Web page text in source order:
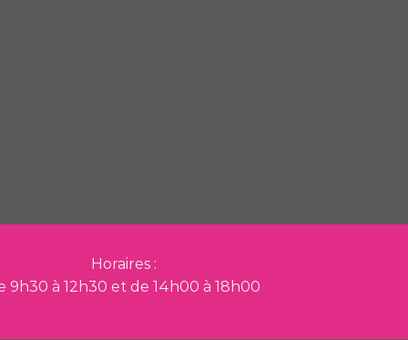
Horaires :
9h30 à 12h30 et de 14h00 à 18h00